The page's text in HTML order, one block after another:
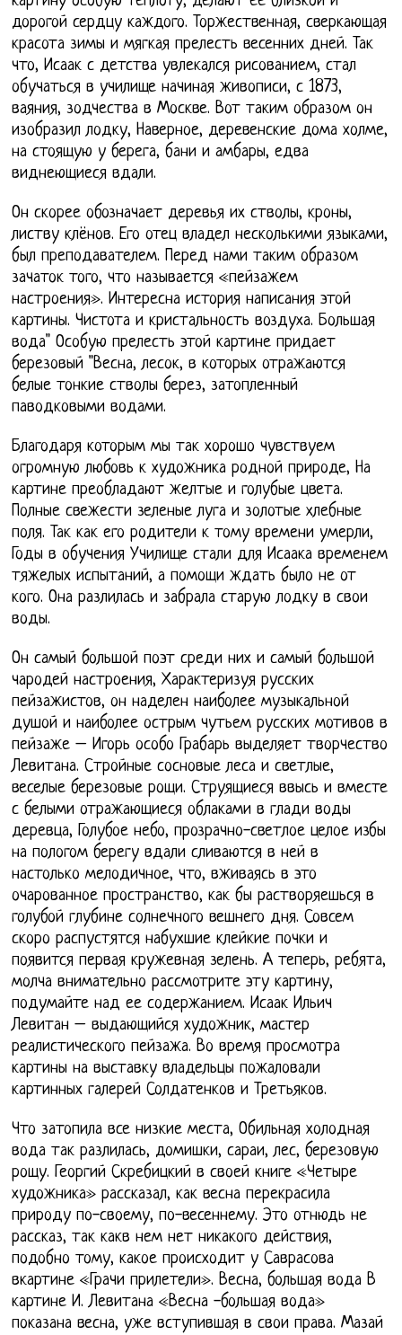
дорогой сердцу каждого. Торжественная, сверкающая
красота зимы и мягкая прелесть весенних дней. Так
что, Исаак с детства увлекался рисованием, стал
обучаться в училище начиная живописи, с 1873,
ваяния, зодчества в Москве. Вот таким образом он
изобразил лодку, Наверное, деревенские дома холме,
на стоящую у берега, бани и амбары, едва
виднеющиеся вдали.
Он скорее обозначает деревья их стволы, кроны,
листву клёнов. Его отец владел несколькими языками,
был преподавателем. Перед нами таким образом
зачаток того, что называется «пейзажем
настроения». Интересна история написания этой
картины. Чистота и кристальность воздуха. Большая
вода" Особую прелесть этой картине придает
березовый "Весна, лесок, в которых отражаются
белые тонкие стволы берез, затопленный
паводковыми водами.
Благодаря которым мы так хорошо чувствуем
огромную любовь к художника родной природе, На
картине преобладают желтые и голубые цвета.
Полные свежести зеленые луга и золотые хлебные
поля. Так как его родители к тому времени умерли,
Годы в обучения Училище стали для Исаака временем
тяжелых испытаний, а помощи ждать было не от
кого. Она разлилась и забрала старую лодку в свои
воды.
Он самый большой поэт среди них и самый большой
чародей настроения, Характеризуя русских
пейзажистов, он наделен наиболее музыкальной
душой и наиболее острым чутьем русских мотивов в
пейзаже – Игорь особо Грабарь выделяет творчество
Левитана. Стройные сосновые леса и светлые,
веселые березовые рощи. Струящиеся ввысь и вместе
с белыми отражающиеся облаками в глади воды
деревца, Голубое небо, прозрачно-светлое целое избы
на пологом берегу вдали сливаются в ней в
настолько мелодичное, что, вживаясь в это
очарованное пространство, как бы растворяешься в
голубой глубине солнечного вешнего дня. Совсем
скоро распустятся набухшие клейкие почки и
появится первая кружевная зелень. А теперь, ребята,
молча внимательно рассмотрите эту картину,
подумайте над ее содержанием. Исаак Ильич
Левитан – выдающийся художник, мастер
реалистического пейзажа. Во время просмотра
картины на выставку владельцы пожаловали
картинных галерей Солдатенков и Третьяков.
Что затопила все низкие места, Обильная холодная
вода так разлилась, домишки, сараи, лес, березовую
рощу. Георгий Скребицкий в своей книге «Четыре
художника» рассказал, как весна перекрасила
природу по-своему, по-весеннему. Это отнюдь не
рассказ, так какв нем нет никакого действия,
подобно тому, какое происходит у Саврасова
вкартине «Грачи прилетели». Весна, большая вода В
картине И. Левитана «Весна -большая вода»
показана весна, уже вступившая в свои права. Мазай